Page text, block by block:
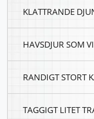
KLATTRANDE
HAVSDJUR SOM
RANDIGT STORT
TAGGIGT LITET